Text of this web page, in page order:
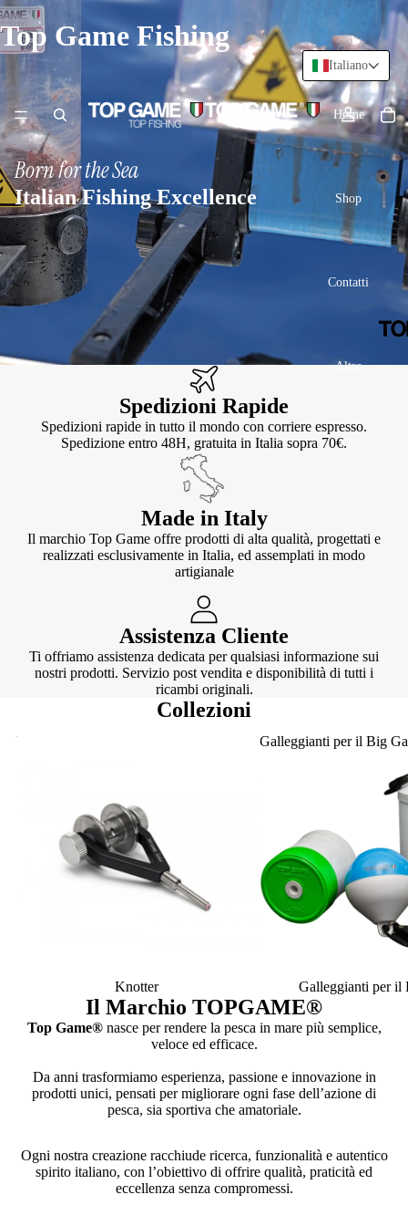
Top Game Fishing
Home
Shop
Contatti
Altro
Born for the Sea
Italian Fishing Excellence
Spedizioni Rapide
Spedizioni rapide in tutto il mondo con corriere espresso.
Spedizione entro 48H, gratuita in Italia sopra 70€.
Made in Italy
Il marchio Top Game offre prodotti di alta qualità, progettati e
realizzati esclusivamente in Italia, ed assemplati in modo
artigianale
Assistenza Cliente
Ti offriamo assistenza dedicata per qualsiasi informazione sui
nostri prodotti. Servizio post vendita e disponibilità di tutti i
ricambi originali.
Collezioni
Knotter
Knotter
Galleggianti per il Big
Galleggianti per il
Il Marchio TOPGAME®
Top Game®nasce per rendere la pesca in mare più semplice,
veloce ed efficace.
Da anni trasformiamo esperienza, passione e innovazione in
prodotti unici, pensati per migliorare ogni fase dell’azione di
pesca, sia sportiva che amatoriale.
Ogni nostra creazione racchiude ricerca, funzionalità e autentico
spirito italiano, con l’obiettivo di offrire qualità, praticità ed
eccellenza senza compromessi.
Italiano